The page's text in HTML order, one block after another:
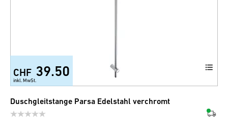
CHF 39.50
inkl. MwSt.
Duschgleitstange Parsa Edelstahl verchromt